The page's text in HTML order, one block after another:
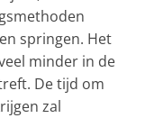
springen. Het
minder in de
De tijd om
zal